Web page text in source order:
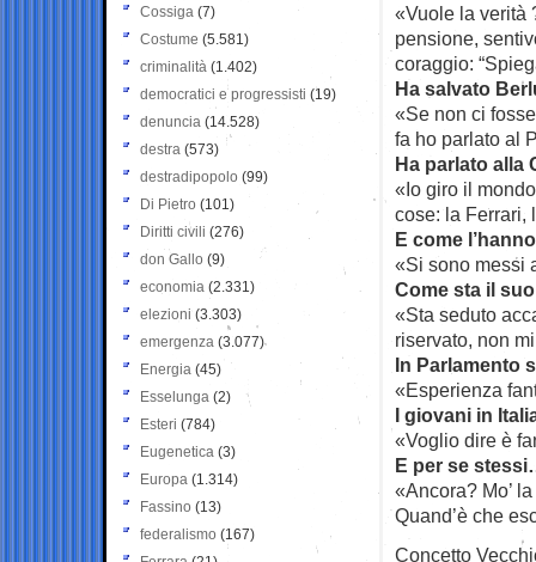
«Vuole la verità
pensione,
coraggio:
Ha salvato
«Se non ci
fa ho parlato al
Ha parlato alla
«Io giro il
cose: la Ferrari,
E come
«Si sono messi
Come sta il
«Sta seduto
riservato, non
In Parlamento
«Esperienza
I giovani in
«Voglio dire è
E per se
«Ancora? Mo’
Quand’è che
Concetto
Cossiga (7)
Costume (5.581)
criminalità (1.402)
democratici e progressisti (19)
denuncia (14.528)
destra (573)
destradipopolo (99)
Di Pietro (101)
Diritti civili (276)
don Gallo (9)
economia (2.331)
elezioni (3.303)
emergenza (3.077)
Energia (45)
Esselunga (2)
Esteri (784)
Eugenetica (3)
Europa (1.314)
Fassino (13)
federalismo (167)